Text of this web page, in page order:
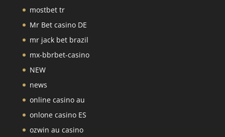
mostbet tr
Mr Bet casino DE
mr jack bet brazil
mx-bbrbet-casino
NEW
news
online casino au
onlone casino ES
ozwin au casino